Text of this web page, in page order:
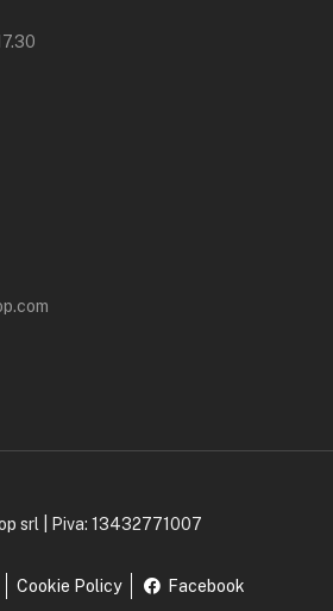
srl | Piva: 13432771007
Cookie Policy Facebook